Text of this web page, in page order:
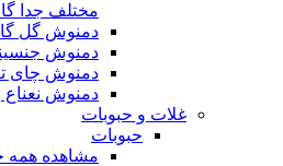
مختلف جدا
دمنوش گل
دمنوش
دمنوش چای
دمنوش نعناع
غلات و حبوبات
حبوبات
مشاهده همه